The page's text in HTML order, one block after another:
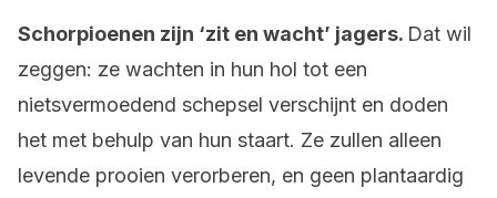
Schorpioenen zijn ‘zit en wacht’ jagers. Dat wil
zeggen: ze wachten in hun hol tot een
nietsvermoedend schepsel verschijnt en doden
het met behulp van hun staart. Ze zullen alleen
levende prooien verorberen, en geen plantaardig